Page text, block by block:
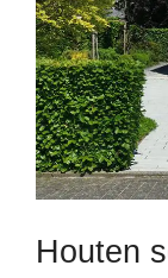
Houten